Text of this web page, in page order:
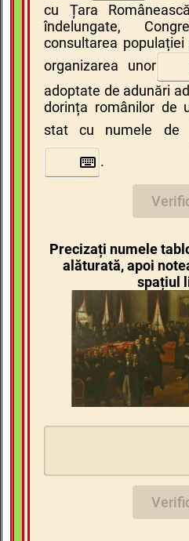
cu Țara
îndelungate,
consultarea
organizarea unor
adoptate de adunări
dorința românilor de
stat cu numele de
.
Precizați numele
alăturată, apoi
spațiul